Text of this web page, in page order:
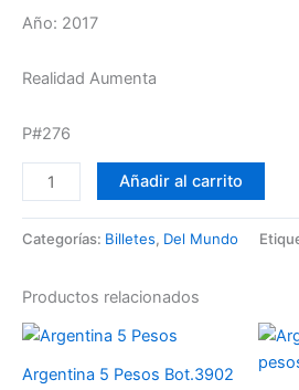
Año: 2017
Realidad Aumenta
P#276
Añadir al carrito
Categorías: Billetes, Del Mundo
Productos relacionados
Argentina 5 Pesos Bot.3902